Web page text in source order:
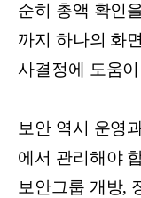
순히 총액 확인
까지 하나의 화
사결정에 도움
보안 역시 운영
에서 관리해야
보안그룹 개방,